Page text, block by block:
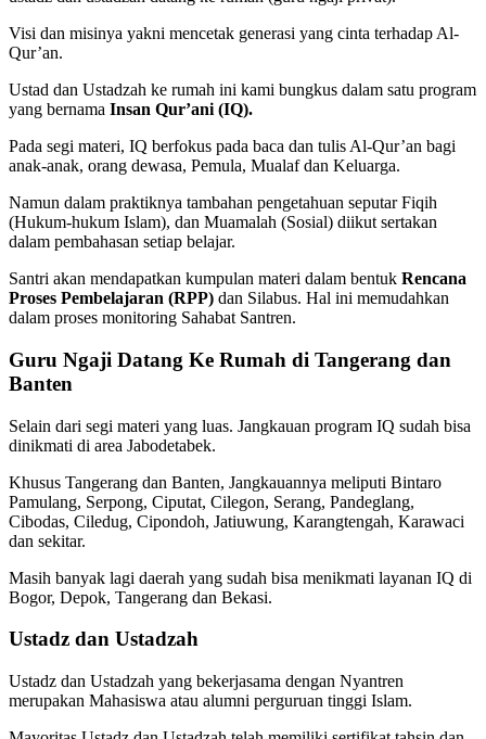
Visi dan misinya yakni mencetak generasi yang cinta terhadap Al-
Qur’an.
Ustad dan Ustadzah ke rumah ini kami bungkus dalam satu program
yang bernama Insan Qur’ani (IQ).
Pada segi materi, IQ berfokus pada baca dan tulis Al-Qur’an bagi
anak-anak, orang dewasa, Pemula, Mualaf dan Keluarga.
Namun dalam praktiknya tambahan pengetahuan seputar Fiqih
(Hukum-hukum Islam), dan Muamalah (Sosial) diikut sertakan
dalam pembahasan setiap belajar.
Santri akan mendapatkan kumpulan materi dalam bentuk Rencana
Proses Pembelajaran (RPP) dan Silabus. Hal ini memudahkan
dalam proses monitoring Sahabat Santren.
Guru Ngaji Datang Ke Rumah di Tangerang dan
Banten
Selain dari segi materi yang luas. Jangkauan program IQ sudah bisa
dinikmati di area Jabodetabek.
Khusus Tangerang dan Banten, Jangkauannya meliputi Bintaro
Pamulang, Serpong, Ciputat, Cilegon, Serang, Pandeglang,
Cibodas, Ciledug, Cipondoh, Jatiuwung, Karangtengah, Karawaci
dan sekitar.
Masih banyak lagi daerah yang sudah bisa menikmati layanan IQ di
Bogor, Depok, Tangerang dan Bekasi.
Ustadz dan Ustadzah
Ustadz dan Ustadzah yang bekerjasama dengan Nyantren
merupakan Mahasiswa atau alumni perguruan tinggi Islam.